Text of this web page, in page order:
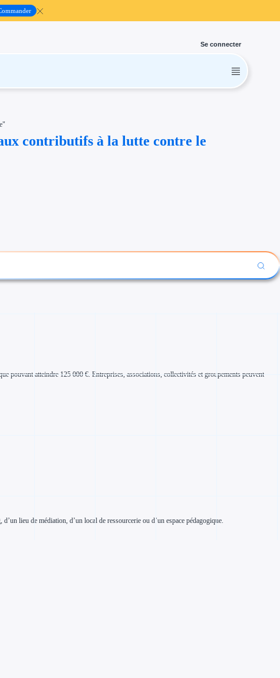
Se connecter
contributifs à la lutte contre le
pouvant atteindre 125 000 €. Entreprises, associations, collectivités et groupements peuvent
lieu de médiation, d’un local de ressourcerie ou d’un espace pédagogique.